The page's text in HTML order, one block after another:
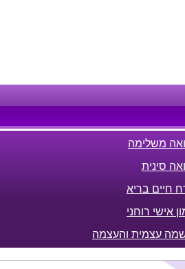
משלימה
סינית
חיים בריא
אישי רוחני
עצמית והעצמה